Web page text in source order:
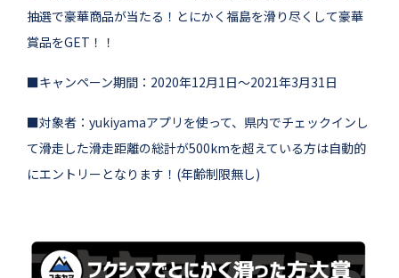
抽選で豪華商品が当たる！とにかく福島を滑り尽くして豪華
賞品をGET！！
■キャンペーン期間：2020年12月1日～2021年3月31日
■対象者：yukiyamaアプリを使って、県内でチェックインし
て滑走した滑走距離の総計が500kmを超えている方は自動的
にエントリーとなります！(年齢制限無し)